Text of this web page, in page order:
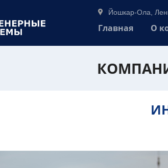
Йошкар-Ола,
Главная О